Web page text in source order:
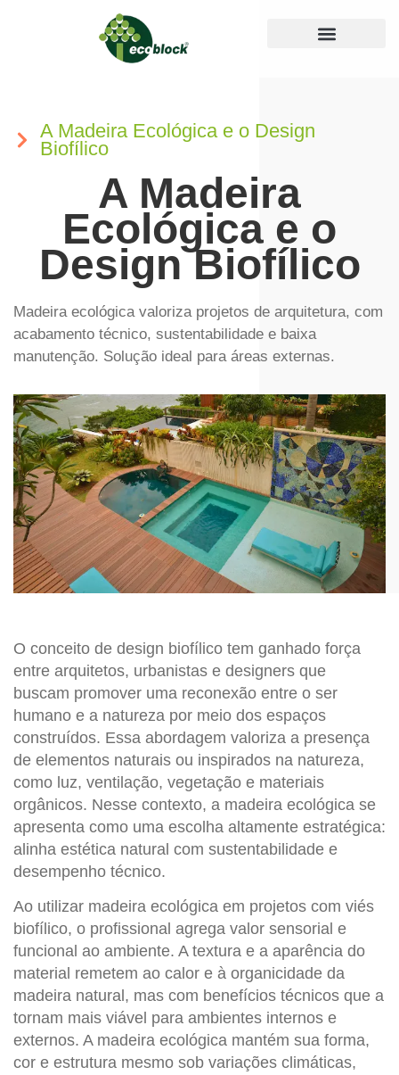
A Madeira Ecológica e o Design
Biofílico
A Madeira
Ecológica e o
Design Biofílico
Madeira ecológica valoriza projetos de arquitetura, com
acabamento técnico, sustentabilidade e baixa
manutenção. Solução ideal para áreas externas.
O conceito de design biofílico tem ganhado força
entre arquitetos, urbanistas e designers que
buscam promover uma reconexão entre o ser
humano e a natureza por meio dos espaços
construídos. Essa abordagem valoriza a presença
de elementos naturais ou inspirados na natureza,
como luz, ventilação, vegetação e materiais
orgânicos. Nesse contexto, a madeira ecológica se
apresenta como uma escolha altamente estratégica:
alinha estética natural com sustentabilidade e
desempenho técnico.
Ao utilizar madeira ecológica em projetos com viés
biofílico, o profissional agrega valor sensorial e
funcional ao ambiente. A textura e a aparência do
material remetem ao calor e à organicidade da
madeira natural, mas com benefícios técnicos que a
tornam mais viável para ambientes internos e
externos. A madeira ecológica mantém sua forma,
cor e estrutura mesmo sob variações climáticas,